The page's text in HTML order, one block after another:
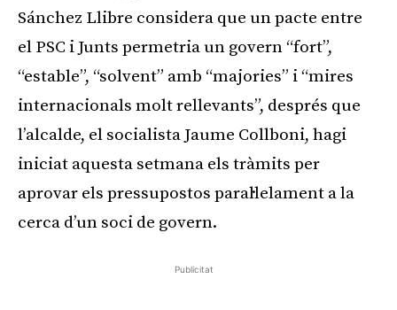
Sánchez Llibre considera que un pacte entre
el PSC i Junts permetria un govern “fort”,
“estable”, “solvent” amb “majories” i “mires
internacionals molt rellevants”, després que
l’alcalde, el socialista Jaume Collboni, hagi
iniciat aquesta setmana els tràmits per
aprovar els pressupostos paral·lelament a la
cerca d’un soci de govern.
Publicitat